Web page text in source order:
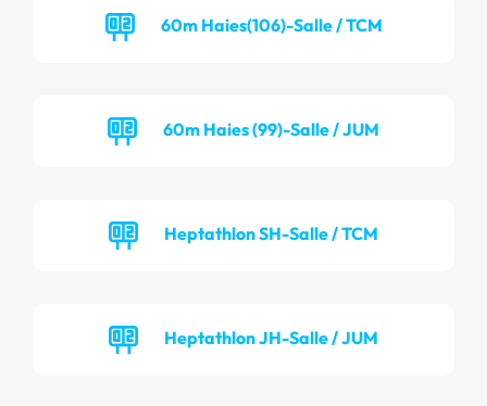
60m Haies(106)-Salle / TCM
60m Haies (99)-Salle / JUM
Heptathlon SH-Salle / TCM
Heptathlon JH-Salle / JUM